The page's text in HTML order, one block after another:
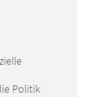
Politik